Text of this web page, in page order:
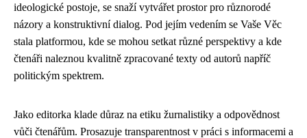
ideologické postoje, se snaží vytvářet prostor pro různorodé
názory a konstruktivní dialog. Pod jejím vedením se Vaše Věc
stala platformou, kde se mohou setkat různé perspektivy a kde
čtenáři naleznou kvalitně zpracované texty od autorů napříč
politickým spektrem.
Jako editorka klade důraz na etiku žurnalistiky a odpovědnost
vůči čtenářům. Prosazuje transparentnost v práci s informacemi a